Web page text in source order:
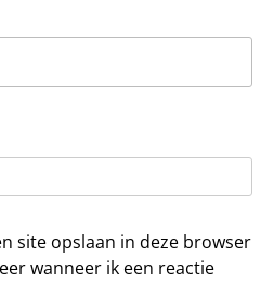
site opslaan in deze browser
wanneer ik een reactie